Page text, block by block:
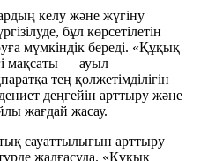
келу және жүгіну
бұл көрсетілетін
мүмкіндік береді. «Құқық
мақсаты — ауыл
тең қолжетімділігін
деңгейін арттыру және
жағдай жасау.
сауаттылығын арттыру
жалғасуда. «Құқық